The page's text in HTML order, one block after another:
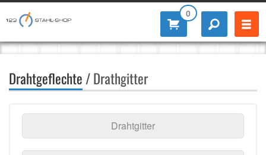
0
Drahtgeflechte/ Drathgitter
Drahtgitter